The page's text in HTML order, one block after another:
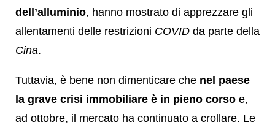
dell’alluminio, hanno mostrato di apprezzare gli
allentamenti delle restrizioni COVID da parte della
Cina.
Tuttavia, è bene non dimenticare che nel paese
la grave crisi immobiliare è in pieno corso e,
ad ottobre, il mercato ha continuato a crollare. Le